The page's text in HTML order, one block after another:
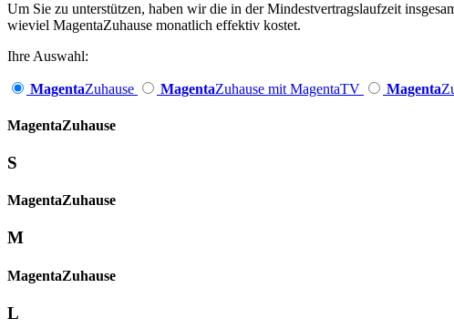
Um Sie zu unterstützen, haben wir die in der Mindestvertragslaufzeit
wieviel MagentaZuhause monatlich effektiv kostet.
Ihre Auswahl:
MagentaZuhause MagentaZuhause mit MagentaTV Magenta
Magenta­Zuhause
S
Magenta­Zuhause
M
Magenta­Zuhause
L